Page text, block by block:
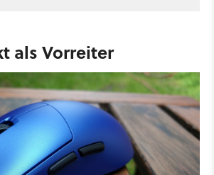
als Vorreiter